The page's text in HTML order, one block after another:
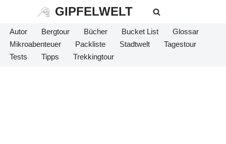
Zum
GIPFELWELT
Autor Bergtour Bücher Bucket List
Glossar
Mikroabenteuer
Packliste Stadtwelt
Tagestour
Tests
Tipps Trekkingtour